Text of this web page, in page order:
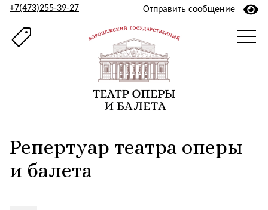
+7(473)255-39-27 Отправить сообщение
Репертуар театра оперы
и балета